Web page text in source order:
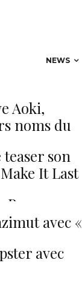
NEWS
Aoki,
noms du
son
It Last
avec «
avec